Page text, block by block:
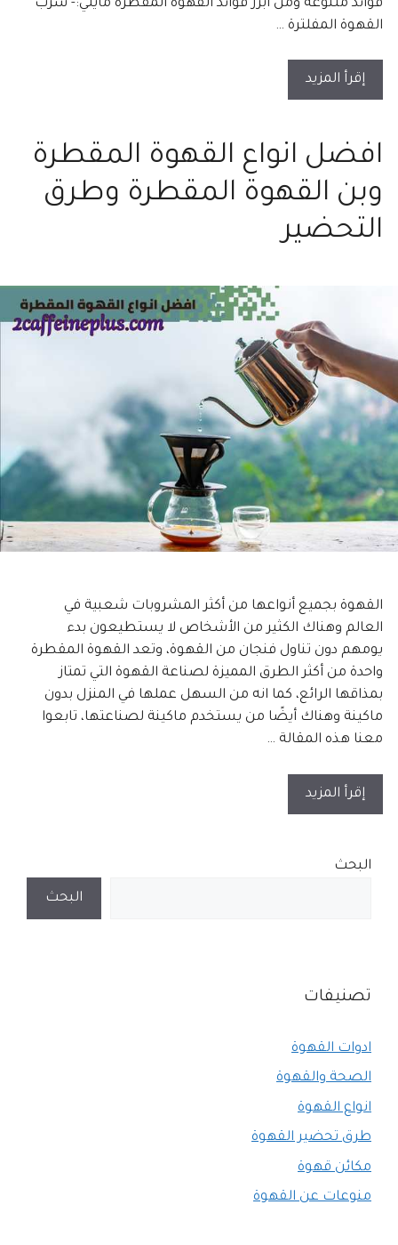
فوائد متنوعة ومن أبرز فوائد القهوة المقطرة مايلي:- شرب
القهوة المفلترة …
إقرأ المزيد
افضل انواع القهوة المقطرة
وبن القهوة المقطرة وطرق
التحضير
القهوة بجميع أنواعها من أكثر المشروبات شعبية في
العالم وهناك الكثير من الأشخاص لا يستطيعون بدء
يومهم دون تناول فنجان من القهوة، وتعد القهوة المقطرة
واحدة من أكثر الطرق المميزة لصناعة القهوة التي تمتاز
بمذاقها الرائع، كما انه من السهل عملها في المنزل بدون
ماكينة وهناك أيضًا من يستخدم ماكينة لصناعتها، تابعوا
معنا هذه المقالة …
إقرأ المزيد
البحث
البحث
تصنيفات
ادوات القهوة
الصحة والقهوة
انواع القهوة
طرق تحضير القهوة
مكائن قهوة
منوعات عن القهوة